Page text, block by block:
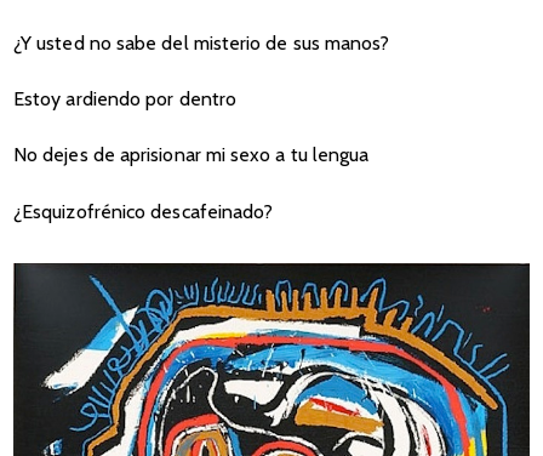
¿Y usted no sabe del misterio de sus manos?
Estoy ardiendo por dentro
No dejes de aprisionar mi sexo a tu lengua
¿Esquizofrénico descafeinado?